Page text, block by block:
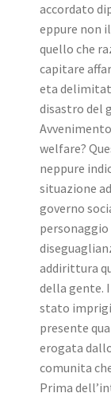
accordato
eppure non
quello che
capitare
eta
disastro del
welfare?
neppure
situazione
governo
addirittura
della gente.
stato
presente
erogata
comunita
Prima